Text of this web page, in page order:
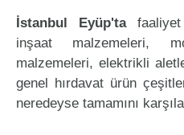
İstanbul Eyüp'tafaaliyet
inşaat malzemeleri,
malzemeleri, elektrikli
genel hırdavat ürün
neredeyse tamamını